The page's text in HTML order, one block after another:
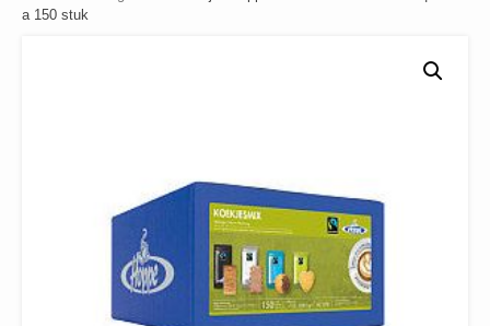
a 150 stuk